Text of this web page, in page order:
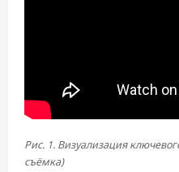
Рис. 1. Визуализация
съёмка)